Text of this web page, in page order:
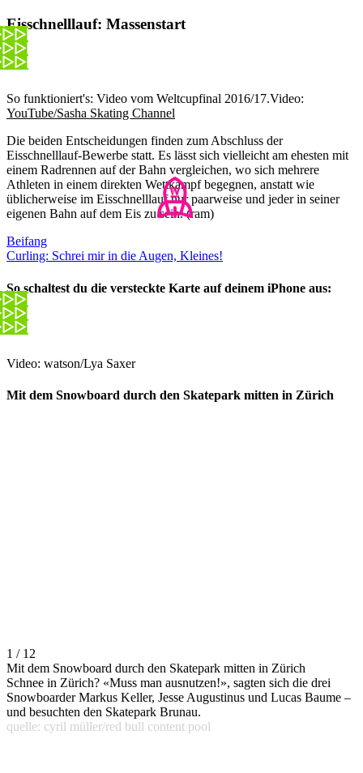
Eisschnelllauf: Massenstart
So funktioniert's: Video vom Weltcupfinal 2016/17.Video:
YouTube/Sasha Skating Channel
Die beiden Entscheidungen finden zum Abschluss der
Eisschnelllauf-Bewerbe statt. Es lässt sich vielleicht am ehesten mit
einem Radrennen auf der Bahn vergleichen, wo sich mehrere
Athleten in einem direkten Wettkampf begegnen, anstatt wie
üblicherweise im Eisschnelllauf nur paarweise und jeder in seiner
eigenen Bahn auf dem Eis zu sein. (ram)
Beifang
Curling: Schrei mir in die Augen, Kleines!
So schaltest du die versteckte Karte auf deinem iPhone aus:
Video: watson/Lya Saxer
Mit dem Snowboard durch den Skatepark mitten in Zürich
1 / 12
Mit dem Snowboard durch den Skatepark mitten in Zürich
Schnee in Zürich? «Muss man ausnutzen!», sagten sich die drei
Snowboarder Markus Keller, Jesse Augustinus und Lucas Baume –
und besuchten den Skatepark Brunau.
quelle: cyril müller/red bull content pool